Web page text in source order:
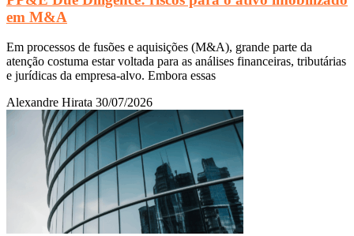
em M&A
Em processos de fusões e aquisições (M&A), grande parte da
atenção costuma estar voltada para as análises financeiras, tributárias
e jurídicas da empresa-alvo. Embora essas
Alexandre Hirata 30/07/2026